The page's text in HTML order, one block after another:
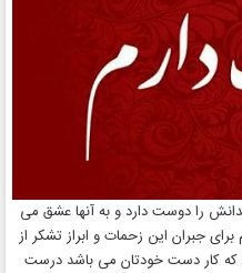
را دوست دارد و به آنها عشق می
جبران این زحمات و ابراز تشکر از
که کار دست خودتان می باشد درست